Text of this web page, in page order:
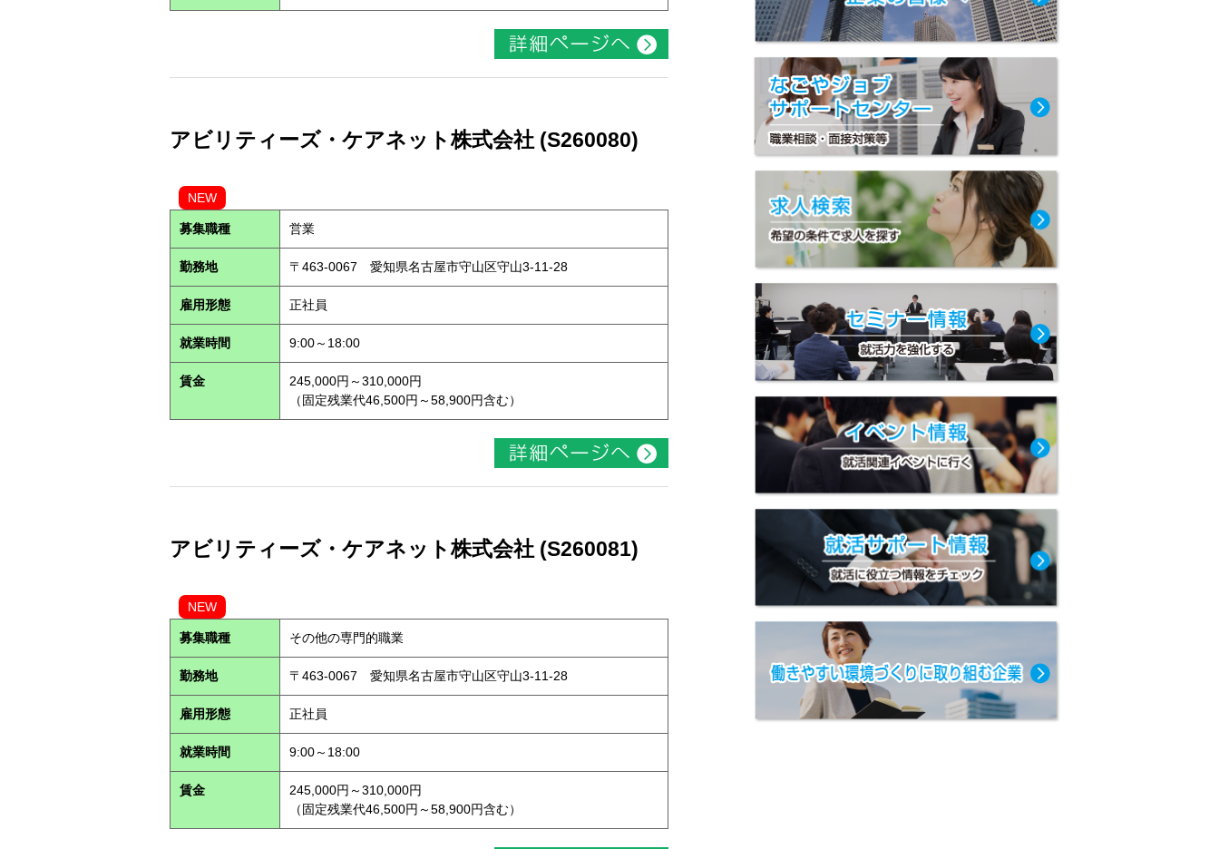
アビリティーズ・ケアネット株式会社 (S260080)
NEW
募集職種 営業
勤務地 〒463-0067 愛知県名古屋市守山区守山3-11-28
雇用形態 正社員
就業時間 9:00～18:00
賃金
245,000円～310,000円
（固定残業代46,500円～58,900円含む）
アビリティーズ・ケアネット株式会社 (S260081)
NEW
募集職種 その他の専門的職業
勤務地 〒463-0067 愛知県名古屋市守山区守山3-11-28
雇用形態 正社員
就業時間 9:00～18:00
賃金
245,000円～310,000円
（固定残業代46,500円～58,900円含む）